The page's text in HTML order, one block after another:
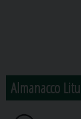
Almanacco